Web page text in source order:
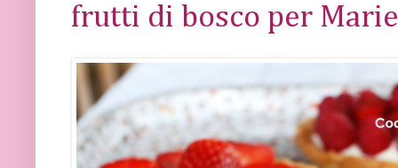
frutti di bosco per